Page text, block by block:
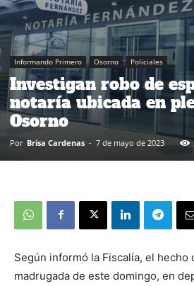
Informando Primero Osorno Policiales
Investigan robo de
notaría ubicada en
Osorno
Por Brisa Cardenas - 7 de mayo de 2023
Según informó la Fiscalía, el hecho
madrugada de este domingo, en